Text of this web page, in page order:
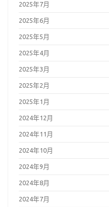
2025年7月
2025年6月
2025年5月
2025年4月
2025年3月
2025年2月
2025年1月
2024年12月
2024年11月
2024年10月
2024年9月
2024年8月
2024年7月